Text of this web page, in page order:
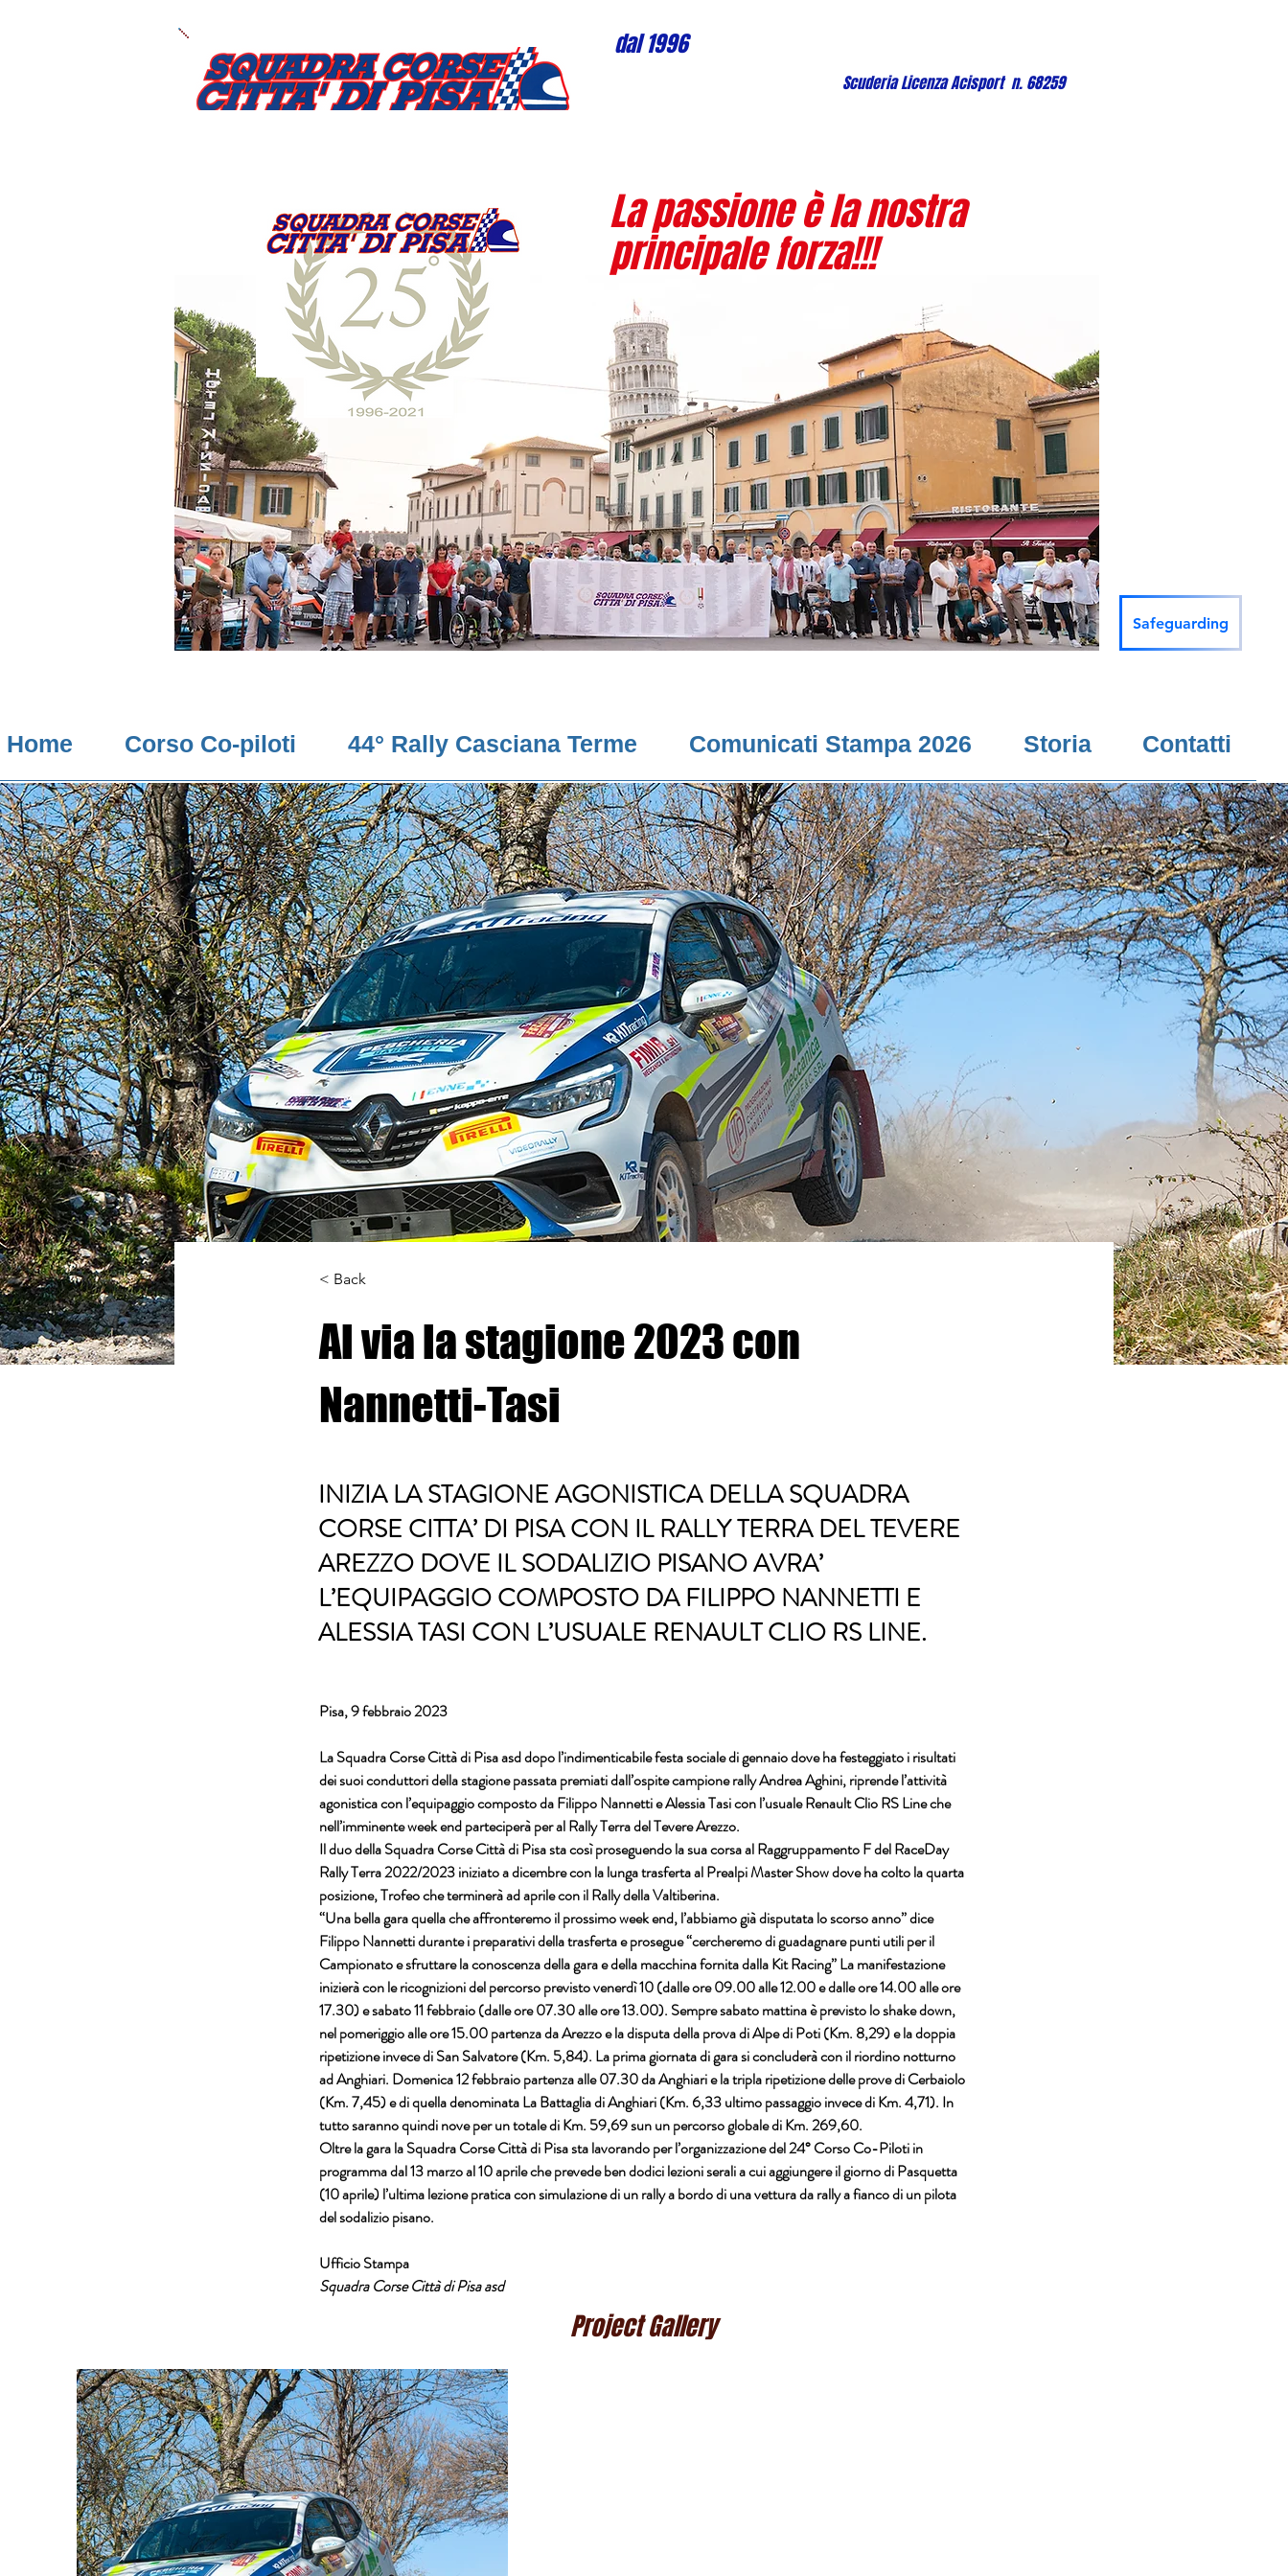
dal 1996
Scuderia Licenza Acisport n. 68259
La passione è la nostra
principale forza!!!
Safeguarding
Home Corso Co-piloti 44° Rally Casciana Terme Comunicati Stampa 2026 Storia Contatti
< Back
Al via la stagione 2023 con
Nannetti-Tasi
INIZIA LA STAGIONE AGONISTICA DELLA SQUADRA
CORSE CITTA’ DI PISA CON IL RALLY TERRA DEL TEVERE
AREZZO DOVE IL SODALIZIO PISANO AVRA’
L’EQUIPAGGIO COMPOSTO DA FILIPPO NANNETTI E
ALESSIA TASI CON L’USUALE RENAULT CLIO RS LINE.
Pisa, 9 febbraio 2023
La Squadra Corse Città di Pisa asd dopo l’indimenticabile festa sociale di gennaio dove ha festeggiato i risultati
dei suoi conduttori della stagione passata premiati dall’ospite campione rally Andrea Aghini, riprende l’attività
agonistica con l’equipaggio composto da Filippo Nannetti e Alessia Tasi con l’usuale Renault Clio RS Line che
nell’imminente week end parteciperà per al Rally Terra del Tevere Arezzo.
Il duo della Squadra Corse Città di Pisa sta così proseguendo la sua corsa al Raggruppamento F del RaceDay
Rally Terra 2022/2023 iniziato a dicembre con la lunga trasferta al Prealpi Master Show dove ha colto la quarta
posizione, Trofeo che terminerà ad aprile con il Rally della Valtiberina.
“Una bella gara quella che affronteremo il prossimo week end, l’abbiamo già disputata lo scorso anno” dice
Filippo Nannetti durante i preparativi della trasferta e prosegue “cercheremo di guadagnare punti utili per il
Campionato e sfruttare la conoscenza della gara e della macchina fornita dalla Kit Racing” La manifestazione
inizierà con le ricognizioni del percorso previsto venerdì 10 (dalle ore 09.00 alle 12.00 e dalle ore 14.00 alle ore
17.30) e sabato 11 febbraio (dalle ore 07.30 alle ore 13.00). Sempre sabato mattina è previsto lo shake down,
nel pomeriggio alle ore 15.00 partenza da Arezzo e la disputa della prova di Alpe di Poti (Km. 8,29) e la doppia
ripetizione invece di San Salvatore (Km. 5,84). La prima giornata di gara si concluderà con il riordino notturno
ad Anghiari. Domenica 12 febbraio partenza alle 07.30 da Anghiari e la tripla ripetizione delle prove di Cerbaiolo
(Km. 7,45) e di quella denominata La Battaglia di Anghiari (Km. 6,33 ultimo passaggio invece di Km. 4,71). In
tutto saranno quindi nove per un totale di Km. 59,69 sun un percorso globale di Km. 269,60.
Oltre la gara la Squadra Corse Città di Pisa sta lavorando per l’organizzazione del 24° Corso Co-Piloti in
programma dal 13 marzo al 10 aprile che prevede ben dodici lezioni serali a cui aggiungere il giorno di Pasquetta
(10 aprile) l’ultima lezione pratica con simulazione di un rally a bordo di una vettura da rally a fianco di un pilota
del sodalizio pisano.
Ufficio Stampa
Squadra Corse Città di Pisa asd
Project Gallery